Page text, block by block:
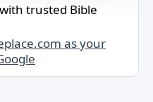
trusted Bible
as your